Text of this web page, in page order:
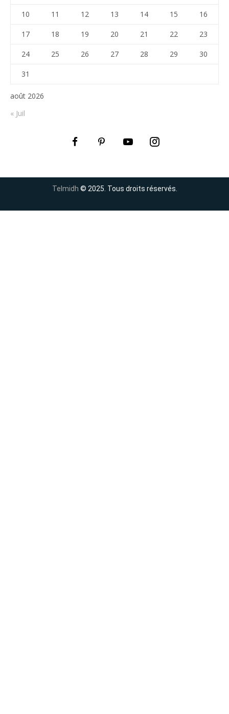
août 2026
10 11 12 13 14 15 16
17 18 19 20 21 22 23
24 25 26 27 28 29 30
31
« Juil
Telmidh © 2025. Tous droits réservés.